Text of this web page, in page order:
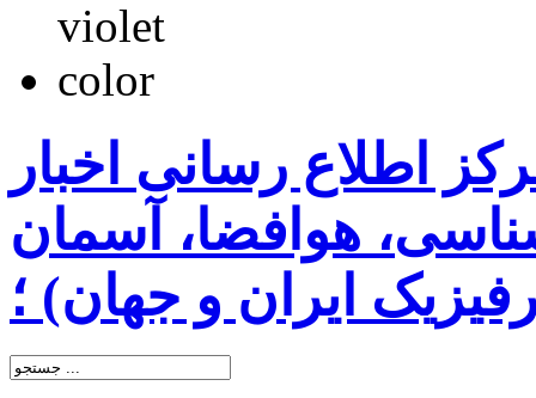
اطلاع رسانی اخبار
هوافضا، آسمان
ایران و جهان) ؛